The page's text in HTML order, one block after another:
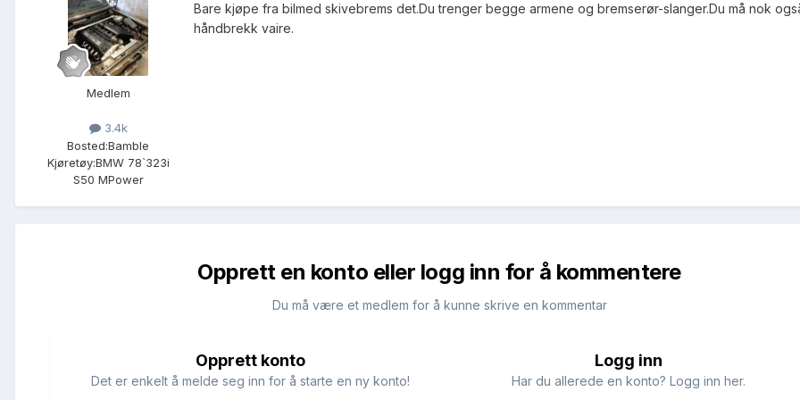
Medlem
3.4k
Bosted:Bamble
Kjøretøy:BMW 78`323i
S50 MPower
Bare kjøpe fra bilmed skivebrems det.Du trenger begge armene og bremserør-slanger.Du må nok
håndbrekk vaire.
Opprett en konto eller logg inn for å kommentere
Du må være et medlem for å kunne skrive en kommentar
Opprett konto
Det er enkelt å melde seg inn for å starte en ny konto!
Logg inn
Har du allerede en konto? Logg inn her.